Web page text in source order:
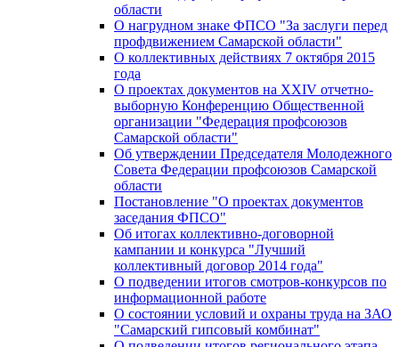
области
О нагрудном знаке ФПСО "За заслуги перед
профдвижением Самарской области"
О коллективных действиях 7 октября 2015
года
О проектах документов на XXIV отчетно-
выборную Конференцию Общественной
организации "Федерация профсоюзов
Самарской области"
Об утверждении Председателя Молодежного
Совета Федерации профсоюзов Самарской
области
Постановление "О проектах документов
заседания ФПСО"
Об итогах коллективно-договорной
кампании и конкурса "Лучший
коллективный договор 2014 года"
О подведении итогов смотров-конкурсов по
информационной работе
О состоянии условий и охраны труда на ЗАО
"Самарский гипсовый комбинат"